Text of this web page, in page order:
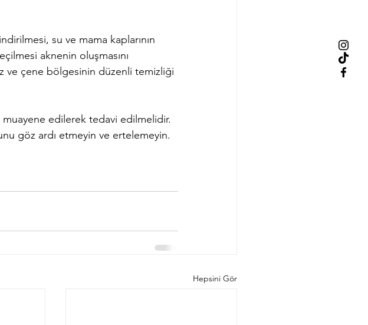
su ve mama kaplarının
aknenin oluşmasını
ve çene bölgesinin düzenli temizliği
edilerek tedavi edilmelidir.
göz ardı etmeyin ve ertelemeyin.
Hepsini Gör